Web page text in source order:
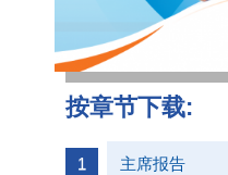
按章节下载:
主席报告